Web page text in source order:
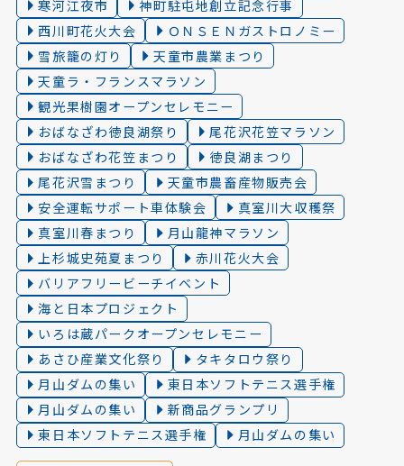
寒河江夜市
神町駐屯地創立記念行事
西川町花火大会
ＯＮＳＥＮガストロノミー
雪旅籠の灯り️
天童市農業まつり
天童ラ・フランスマラソン
観光果樹園オープンセレモニー
おばなざわ徳良湖祭り
尾花沢花笠マラソン
おばなざわ花笠まつり
徳良湖まつり
尾花沢雪まつり
天童市農畜産物販売会
安全運転サポート車体験会
真室川大収穫祭
真室川春まつり
月山龍神マラソン
上杉城史苑夏まつり
赤川花火大会
バリアフリービーチイベント
海と日本プロジェクト
いろは蔵パークオープンセレモニー
あさひ産業文化祭り
タキタロウ祭り
月山ダムの集い
東日本ソフトテニス選手権
月山ダムの集い
新商品グランプリ
東日本ソフトテニス選手権
月山ダムの集い